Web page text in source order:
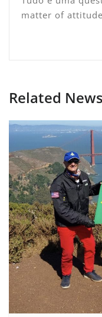
matter of
Related News